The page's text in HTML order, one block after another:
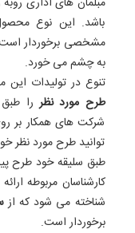
باشد. این نوع
مشخصی برخوردار
به چشم می‌ خورد.
تنوع در تولیدات
طرح مورد نظر را
شرکت ‌های همکار بر
توانید طرح مورد نظر
طبق سلیقه خود طرح
کارشناسان مربوطه
شناخته می‌ شود که از
برخوردار است.